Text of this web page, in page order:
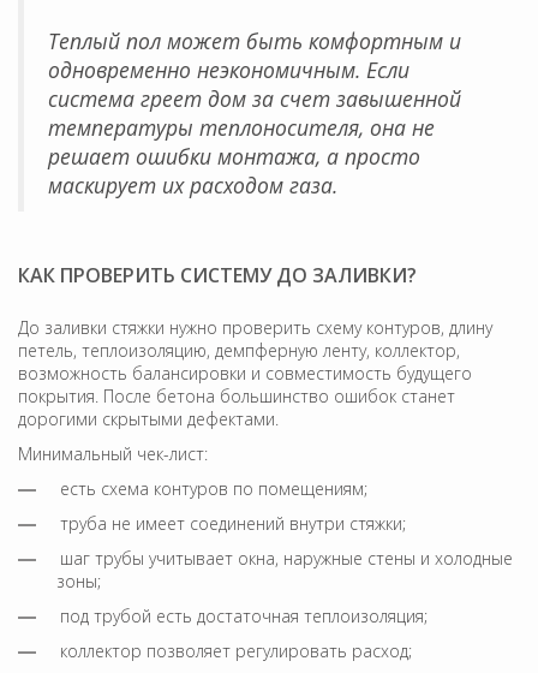
Теплый пол может быть комфортным и
одновременно неэкономичным. Если
система греет дом за счет завышенной
температуры теплоносителя, она не
решает ошибки монтажа, а просто
маскирует их расходом газа.
КАК ПРОВЕРИТЬ СИСТЕМУ ДО ЗАЛИВКИ?
До заливки стяжки нужно проверить схему контуров, длину
петель, теплоизоляцию, демпферную ленту, коллектор,
возможность балансировки и совместимость будущего
покрытия. После бетона большинство ошибок станет
дорогими скрытыми дефектами.
Минимальный чек-лист:
есть схема контуров по помещениям;
труба не имеет соединений внутри стяжки;
шаг трубы учитывает окна, наружные стены и холодные
зоны;
под трубой есть достаточная теплоизоляция;
коллектор позволяет регулировать расход;